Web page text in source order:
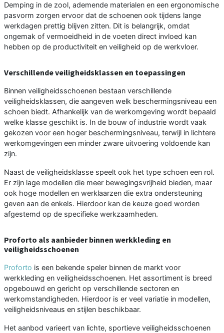
Demping in de zool, ademende materialen en een ergonomische
pasvorm zorgen ervoor dat de schoenen ook tijdens lange
werkdagen prettig blijven zitten. Dit is belangrijk, omdat
ongemak of vermoeidheid in de voeten direct invloed kan
hebben op de productiviteit en veiligheid op de werkvloer.
Verschillende veiligheidsklassen en toepassingen
Binnen veiligheidsschoenen bestaan verschillende
veiligheidsklassen, die aangeven welk beschermingsniveau een
schoen biedt. Afhankelijk van de werkomgeving wordt bepaald
welke klasse geschikt is. In de bouw of industrie wordt vaak
gekozen voor een hoger beschermingsniveau, terwijl in lichtere
werkomgevingen een minder zware uitvoering voldoende kan
zijn.
Naast de veiligheidsklasse speelt ook het type schoen een rol.
Er zijn lage modellen die meer bewegingsvrijheid bieden, maar
ook hoge modellen en werklaarzen die extra ondersteuning
geven aan de enkels. Hierdoor kan de keuze goed worden
afgestemd op de specifieke werkzaamheden.
Proforto als aanbieder binnen werkkleding en
veiligheidsschoenen
Proforto is een bekende speler binnen de markt voor
werkkleding en veiligheidsschoenen. Het assortiment is breed
opgebouwd en gericht op verschillende sectoren en
werkomstandigheden. Hierdoor is er veel variatie in modellen,
veiligheidsniveaus en stijlen beschikbaar.
Het aanbod varieert van lichte, sportieve veiligheidsschoenen